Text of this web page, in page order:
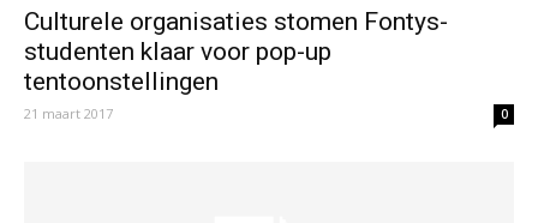
Culturele organisaties stomen Fontys-
studenten klaar voor pop-up
tentoonstellingen
21 maart 2017 0